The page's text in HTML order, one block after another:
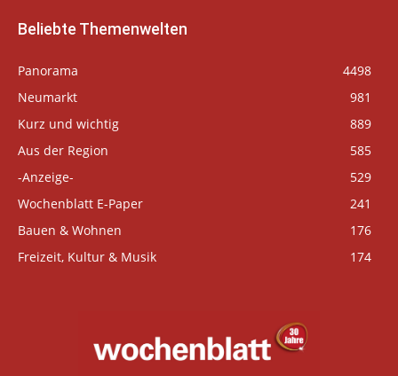
Beliebte Themenwelten
Panorama
4498
Neumarkt
981
Kurz und wichtig
889
Aus der Region
585
-Anzeige-
529
Wochenblatt E-Paper
241
Bauen & Wohnen
176
Freizeit, Kultur & Musik
174